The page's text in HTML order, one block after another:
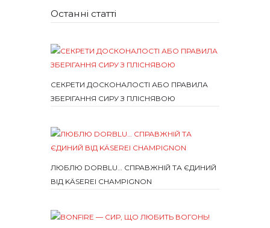
Останні статті
СЕКРЕТИ ДОСКОНАЛОСТІ АБО ПРАВИЛА
ЗБЕРІГАННЯ СИРУ З ПЛІСНЯВОЮ
ЛЮБЛЮ DORBLU… СПРАВЖНІЙ ТА ЄДИНИЙ
ВІД KÄSEREI CHAMPIGNON